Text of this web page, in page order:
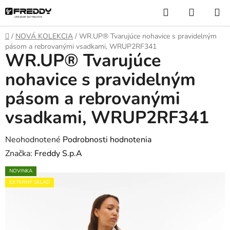
Prejsť
na
obsah
Hľadať
KOŠÍK
Domov
/ NOVÁ KOLEKCIA / WR.UP® Tvarujúce nohavice s pravidelným
pásom a rebrovanými vsadkami, WRUP2RF341
WR.UP® Tvarujúce
nohavice s pravidelným
pásom a rebrovanými
vsadkami, WRUP2RF341
Priemerné
hodnotenie
produktu
je
Neohodnotené Podrobnosti hodnotenia
Značka: Freddy S.p.A
NOVINKA
EXTERNÝ SKLAD